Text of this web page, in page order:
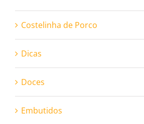
Costelinha de Porco
Dicas
Doces
Embutidos